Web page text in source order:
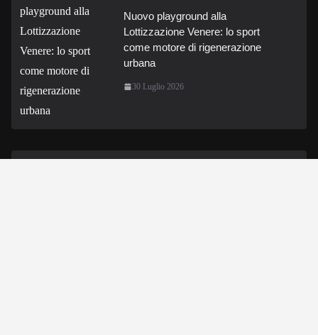
Nuovo playground alla
Lottizzazione Venere: lo sport
come motore di rigenerazione
urbana
30 Luglio 2026